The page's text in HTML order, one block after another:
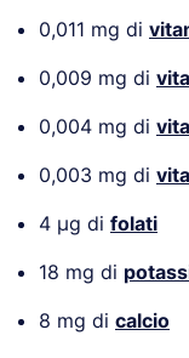
0,011 mg di
0,009 mg di
0,004 mg di
0,003 mg di
4 µg di folati
18 mg di
8 mg di calcio